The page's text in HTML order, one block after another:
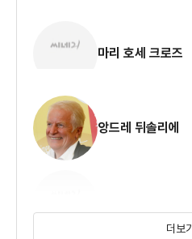
마리 호세 크로즈
앙드레 뒤솔리에
더보기